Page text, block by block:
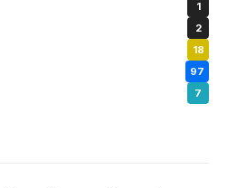
1
2
18
97
7